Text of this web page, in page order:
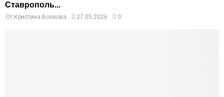
Ставрополь...
От Кристина Волкова 27.05.2026 0